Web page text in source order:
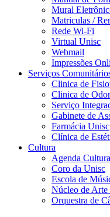
Mural
Matriculas /
Rede Wi-Fi
Virtual Unisc
Webmail
Impressões
Serviços
Clinica de
Clinica de
Serviço
Gabinete de
Farmácia Unisc
Clínica de
Cultura
Agenda
Coro da Unisc
Escola de
Núcleo de Arte
Orquestra de